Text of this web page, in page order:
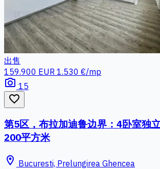
出售
159.900 EUR 1.530 €/mp
photo_camera 15
favorite_border
第5区，布拉加迪鲁边界：4卧室独
200平方米
location_on Bucuresti, Prelungirea Ghencea